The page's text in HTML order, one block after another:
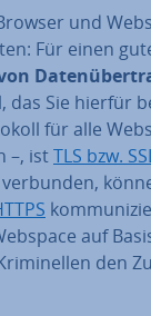
und
Für einen
das Sie hierfür
für alle
–, istTLS bzw.
verbunden,
auf
den